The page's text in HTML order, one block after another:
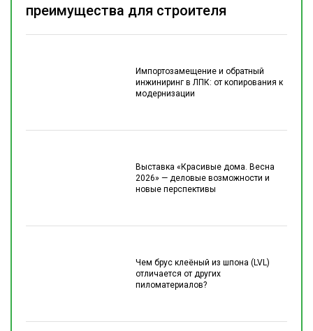
Импортозамещение и обратный
инжиниринг в ЛПК: от копирования к
модернизации
Выставка «Красивые дома. Весна
2026» — деловые возможности и
новые перспективы
Чем брус клеёный из шпона (LVL)
отличается от других
пиломатериалов?
преимущества для строителя